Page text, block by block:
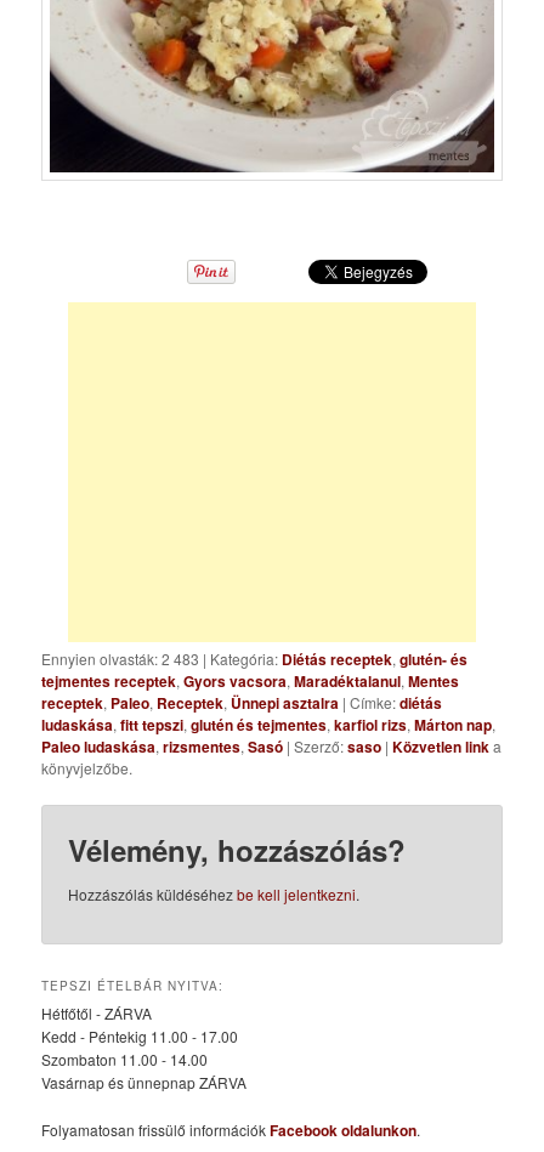
Ennyien olvasták: 2 483 | Kategória: Diétás receptek,glutén- és
tejmentes receptek,Gyors vacsora,Maradéktalanul,Mentes
receptek, Paleo, Receptek, Ünnepi asztalra | Címke:diétás
ludaskása,fitt tepszi,glutén és tejmentes,karfiol rizs,Márton nap,
Paleo ludaskása,rizsmentes,Sasó | Szerző:saso |Közvetlen linka
könyvjelzőbe.
Vélemény, hozzászólás?
Hozzászólás küldéséhezbe kell jelentkezni.
TEPSZI ÉTELBÁR NYITVA:
Hétfőtől - ZÁRVA
Kedd - Péntekig 11.00 - 17.00
Szombaton 11.00 - 14.00
Vasárnap és ünnepnap ZÁRVA
Folyamatosan frissülő információkFacebook oldalunkon.